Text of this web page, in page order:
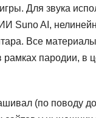
Для звука
Suno AI,
Все материалы
рамках пародии, в
(по поводу